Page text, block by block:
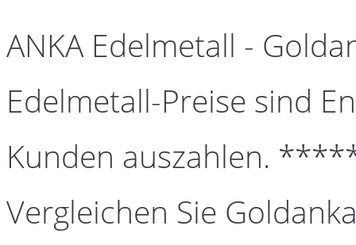
ANKA Edelmetall -
Edelmetall-Preise sind
Kunden auszahlen.
Vergleichen Sie